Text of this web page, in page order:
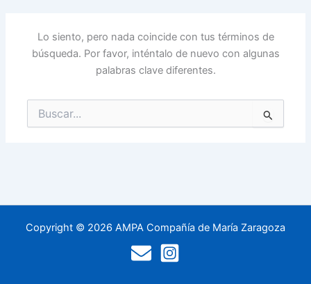
Lo siento, pero nada coincide con tus términos de
búsqueda. Por favor, inténtalo de nuevo con algunas
palabras clave diferentes.
por:
Copyright © 2026 AMPA Compañía de María Zaragoza